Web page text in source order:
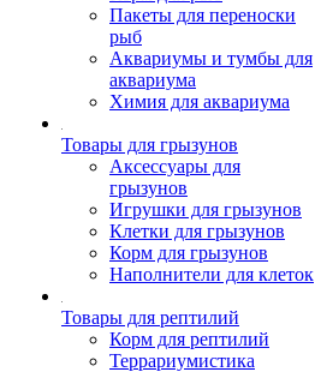
Пакеты для переноски
рыб
Аквариумы и тумбы для
аквариума
Химия для аквариума
Товары для грызунов
Аксессуары для
грызунов
Игрушки для грызунов
Клетки для грызунов
Корм для грызунов
Наполнители для клеток
Товары для рептилий
Корм для рептилий
Террариумистика